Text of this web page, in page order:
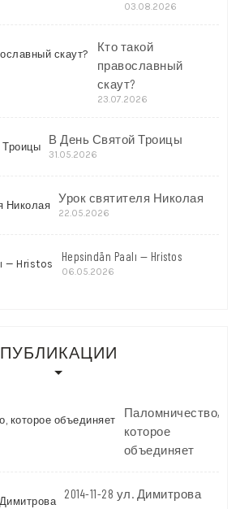
03.08.2026
Кто такой
православный
скаут?
23.07.2026
В День Святой Троицы
31.05.2026
Урок святителя Николая
22.05.2026
Hepsindän Paalı — Hristos
06.05.2026
ПУБЛИКАЦИИ
Паломничество,
которое
объединяет
2014-11-28 ул. Димитрова